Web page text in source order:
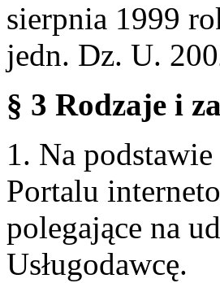
sierpnia 1999
jedn. Dz. U.
§ 3 Rodzaje i
1. Na
Portalu
polegające na
Usługodawcę.